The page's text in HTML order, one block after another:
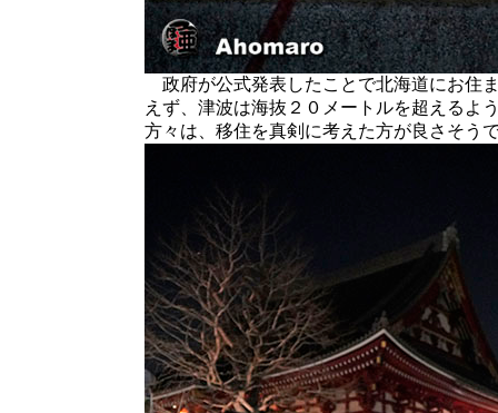
政府が公式発表したことで北海道にお住
えず、津波は海抜２０メートルを超えるよ
方々は、移住を真剣に考えた方が良さそう